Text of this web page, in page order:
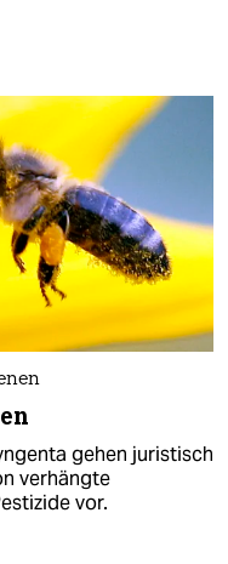
gehen juristisch
verhängte
vor.